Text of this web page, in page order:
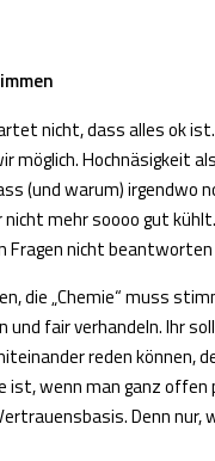
nicht, dass alles ok
Hochnäsigkeit
(und warum) irgendwo
mehr soooo gut
Fragen nicht
die „Chemie“ muss
fair verhandeln. Ihr
reden können,
ist, wenn man ganz
Denn nur,